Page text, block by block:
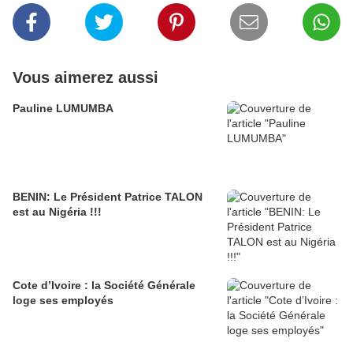
Vous aimerez aussi
Pauline LUMUMBA
BENIN: Le Président Patrice TALON
est au Nigéria !!!
Cote d’Ivoire : la Société Générale
loge ses employés